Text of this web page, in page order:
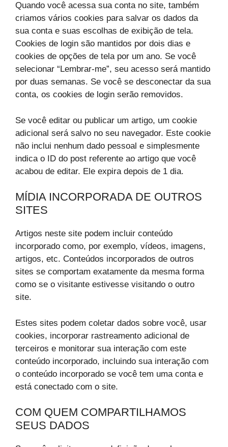
Quando você acessa sua conta no site, também
criamos vários cookies para salvar os dados da
sua conta e suas escolhas de exibição de tela.
Cookies de login são mantidos por dois dias e
cookies de opções de tela por um ano. Se você
selecionar “Lembrar-me”, seu acesso será mantido
por duas semanas. Se você se desconectar da sua
conta, os cookies de login serão removidos.
Se você editar ou publicar um artigo, um cookie
adicional será salvo no seu navegador. Este cookie
não inclui nenhum dado pessoal e simplesmente
indica o ID do post referente ao artigo que você
acabou de editar. Ele expira depois de 1 dia.
MÍDIA INCORPORADA DE OUTROS
SITES
Artigos neste site podem incluir conteúdo
incorporado como, por exemplo, vídeos, imagens,
artigos, etc. Conteúdos incorporados de outros
sites se comportam exatamente da mesma forma
como se o visitante estivesse visitando o outro
site.
Estes sites podem coletar dados sobre você, usar
cookies, incorporar rastreamento adicional de
terceiros e monitorar sua interação com este
conteúdo incorporado, incluindo sua interação com
o conteúdo incorporado se você tem uma conta e
está conectado com o site.
COM QUEM COMPARTILHAMOS
SEUS DADOS